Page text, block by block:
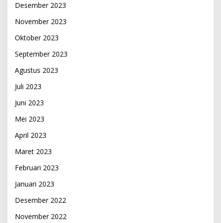
Desember 2023
November 2023
Oktober 2023
September 2023
Agustus 2023
Juli 2023
Juni 2023
Mei 2023
April 2023
Maret 2023
Februari 2023
Januari 2023
Desember 2022
November 2022